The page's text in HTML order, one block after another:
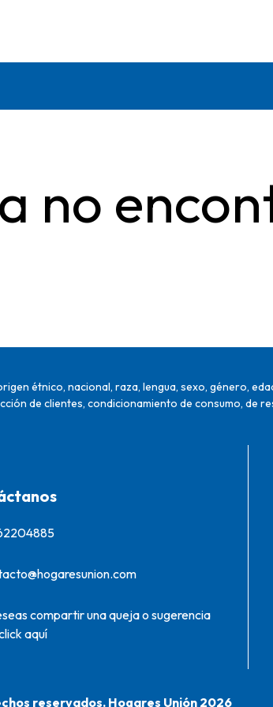
no
étnico, nacional, raza, lengua, sexo, género,
de clientes, condicionamiento de consumo, de
compartir una queja o sugerencia
aquí
reservados. Hogares Unión 2026